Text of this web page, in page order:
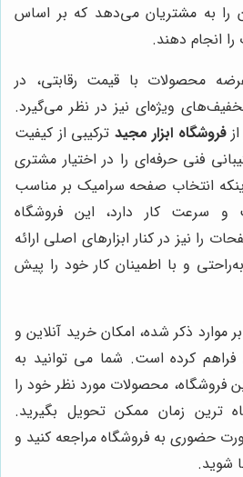
را به مشتریان می‌دهد که بر اساس
انجام دهند.
محصولات با قیمت رقابتی، در
ویژه‌ای نیز در نظر می‌گیرد.
فروشگاه ابزار مجید ترکیبی از کیفیت
فنی حرفه‌ای را در اختیار مشتری
انتخاب صفحه سرامیک بر مناسب
و سرعت کار دارد، این فروشگاه
را نیز در کنار ابزارهای اصلی ارائه
به‌راحتی و با اطمینان کار خود را پیش
موارد ذکر شده، امکان خرید آنلاین و
کرده است. شما می توانید به
فروشگاه، محصولات مورد نظر خود را
ترین زمان ممکن تحویل بگیرید.
حضوری به فروشگاه مراجعه کنید و
شوید.